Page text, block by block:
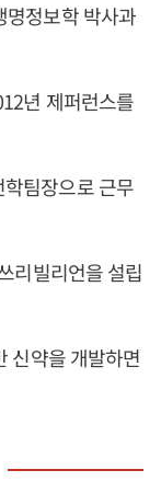
명정보학 박사과
년 제퍼런스를
팀장으로 근무
리빌리언을 설립
신약을 개발하면